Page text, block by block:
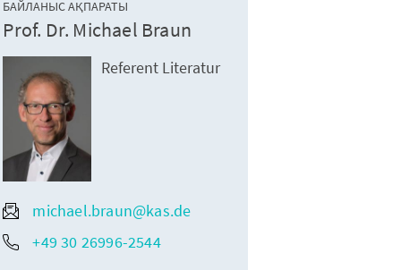
БАЙЛАНЫС АҚПАРАТЫ
Prof. Dr. Michael Braun
Referent Literatur
michael.braun@kas.de
+49 30 26996-2544